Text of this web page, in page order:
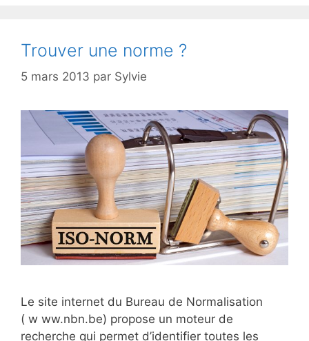
Trouver une norme ?
5 mars 2013 par Sylvie
Le site internet du Bureau de Normalisation
( w ww.nbn.be) propose un moteur de
recherche qui permet d’identifier toutes les